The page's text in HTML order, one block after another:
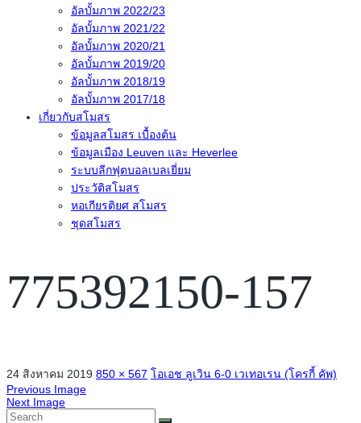
อัลบั้มภาพ 2022/23
อัลบั้มภาพ 2021/22
อัลบั้มภาพ 2020/21
อัลบั้มภาพ 2019/20
อัลบั้มภาพ 2018/19
อัลบั้มภาพ 2017/18
เกี่ยวกับสโมสร
ข้อมูลสโมสร เบื้องต้น
ข้อมูลเมือง Leuven และ Heverlee
ระบบลีกฟุตบอลเบลเยี่ยม
ประวัติสโมสร
หอเกียรติยศ สโมสร
ชุดสโมสร
775392150-157
24 สิงหาคม 2019 850 × 567 โอเอช ลูเวิน 6-0 เวเทอเรน (โครกี้ คัพ)
Previous Image
Next Image